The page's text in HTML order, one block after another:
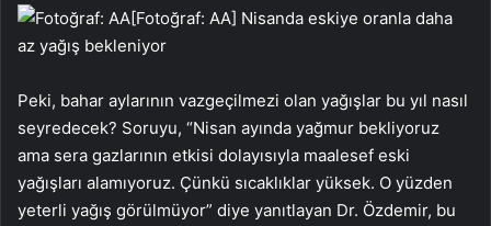
[Fotoğraf: AA] Nisanda eskiye oranla daha
az yağış bekleniyor
Peki, bahar aylarının vazgeçilmezi olan yağışlar bu yıl nasıl
seyredecek? Soruyu, “Nisan ayında yağmur bekliyoruz
ama sera gazlarının etkisi dolayısıyla maalesef eski
yağışları alamıyoruz. Çünkü sıcaklıklar yüksek. O yüzden
yeterli yağış görülmüyor” diye yanıtlayan Dr. Özdemir, bu